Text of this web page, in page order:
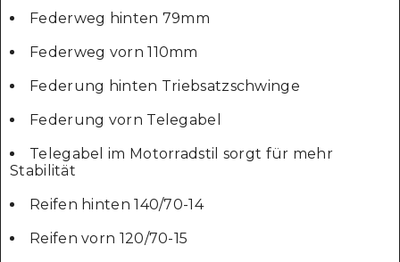
Federweg hinten 79mm
Federweg vorn 110mm
Federung hinten Triebsatzschwinge
Federung vorn Telegabel
Telegabel im Motorradstil sorgt für mehr
Stabilität
Reifen hinten 140/70-14
Reifen vorn 120/70-15